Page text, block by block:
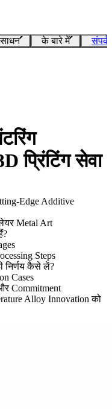
के बारे में
प्रिंटिंग सेवा
Edge Additive
Metal Art
Steps
निर्णय कैसे लें?
Cases
Commitment
Alloy Innovation को